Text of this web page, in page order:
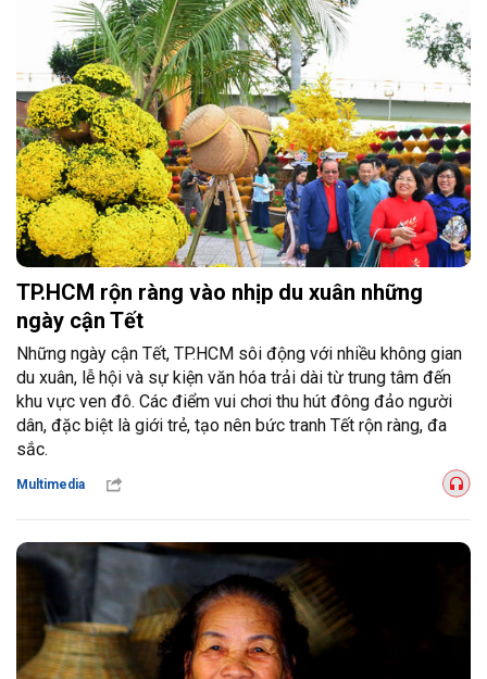
TP.HCM rộn ràng vào nhịp du xuân những
ngày cận Tết
Những ngày cận Tết, TP.HCM sôi động với nhiều không gian
du xuân, lễ hội và sự kiện văn hóa trải dài từ trung tâm đến
khu vực ven đô. Các điểm vui chơi thu hút đông đảo người
dân, đặc biệt là giới trẻ, tạo nên bức tranh Tết rộn ràng, đa
sắc.
Multimedia